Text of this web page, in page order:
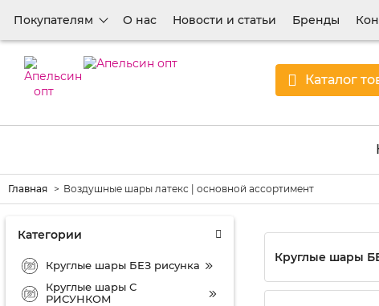
Покупателям О нас Новости и статьи Бренды
Каталог
Главная Воздушные шары латекс | основной ассортимент
Категории
Круглые шары БЕЗ рисунка
Круглые шары С
РИСУНКОМ
Круглые шары